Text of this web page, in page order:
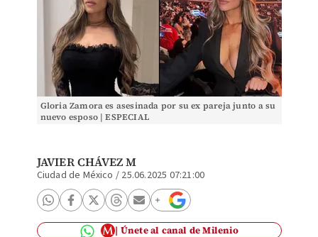
Gloria Zamora es asesinada por su ex pareja junto a su
nuevo esposo | ESPECIAL
JAVIER CHÁVEZ M
Ciudad de México / 25.06.2025 07:21:00
Únete al canal de Milenio